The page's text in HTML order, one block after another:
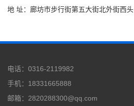
地 址：廊坊市步行街第五大街北外街西头
电话：0316-2119982
手机：18331665888
邮箱：2820288300@qq.com